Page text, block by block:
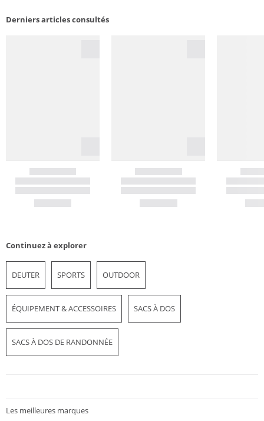
Derniers articles consultés
Continuez à explorer
DEUTER SPORTS OUTDOOR
ÉQUIPEMENT & ACCESSOIRES SACS À DOS
SACS À DOS DE RANDONNÉE
Les meilleures marques